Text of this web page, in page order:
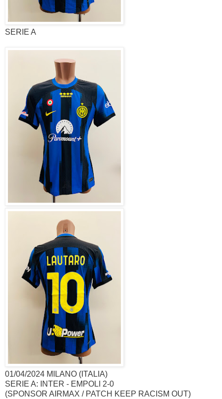
SERIE A
01/04/2024 MILANO (ITALIA)
SERIE A: INTER - EMPOLI 2-0
(SPONSOR AIRMAX / PATCH KEEP RACISM OUT)